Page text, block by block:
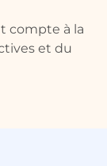
compte à la
et du